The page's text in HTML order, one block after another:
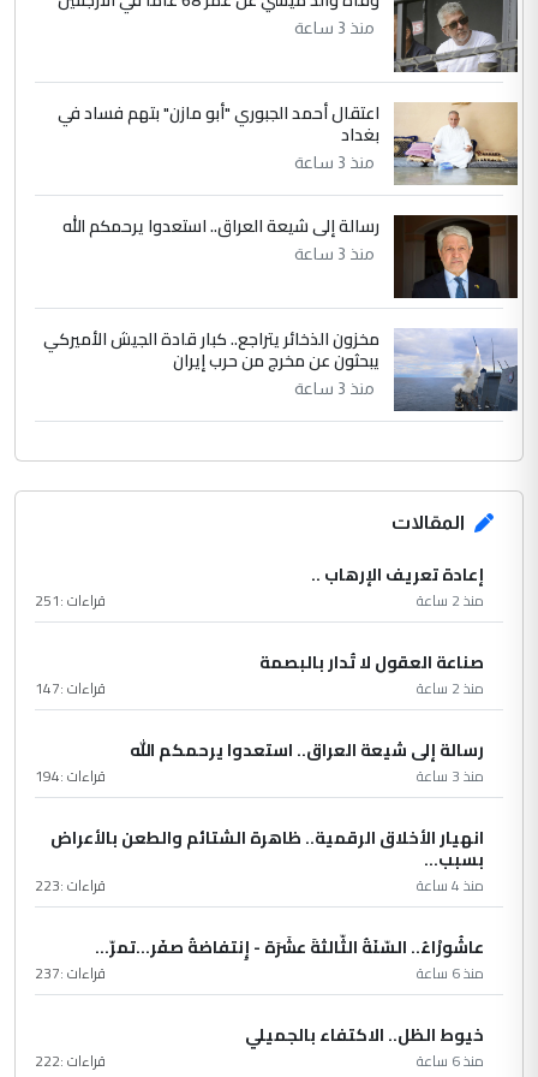
الموضوع :
الجواهري يرد على صدام حسين سل
مضجعيك يابن الزنا (نص كامل)
منذ 3 ساعة
اعتقال أحمد الجبوري "أبو مازن" بتهم فساد في
بغداد
منذ 3 ساعة
رسالة إلى شيعة العراق.. استعدوا يرحمكم الله
منذ 3 ساعة
مخزون الذخائر يتراجع.. كبار قادة الجيش الأميركي
يبحثون عن مخرج من حرب إيران
منذ 3 ساعة
المقالات
إعادة تعريف الإرهاب ..
منذ 2 ساعة قراءات :251
صناعة العقول لا تُدار بالبصمة
منذ 2 ساعة قراءات :147
رسالة إلى شيعة العراق.. استعدوا يرحمكم الله
منذ 3 ساعة قراءات :194
انهيار الأخلاق الرقمية.. ظاهرة الشتائم والطعن بالأعراض
بسبب...
منذ 4 ساعة قراءات :223
عاشُورْاءُ.. السّنَةُ الثّالثةَ عشَرَة - إِنتفاضةُ صفَر…تمرّ...
منذ 6 ساعة قراءات :237
خيوط الظل.. الاكتفاء بالجميلي
منذ 6 ساعة قراءات :222